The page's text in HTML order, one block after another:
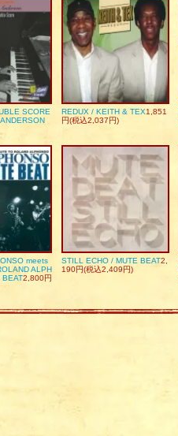
SCORE
REDUX / KEITH & TEX1,851
円(税込2,037円)
meets
ALPH
BEAT2,800円
STILL ECHO / MUTE BEAT2,
190円(税込2,409円)